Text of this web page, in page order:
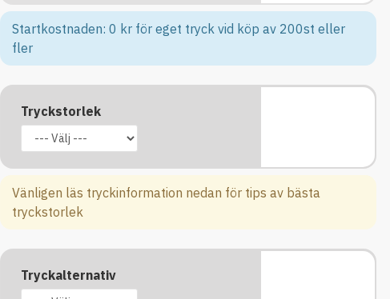
Startkostnaden: 0 kr för eget tryck vid köp av 200st eller
fler
Tryckstorlek
Vänligen läs tryckinformation nedan för tips av bästa
tryckstorlek
Tryckalternativ